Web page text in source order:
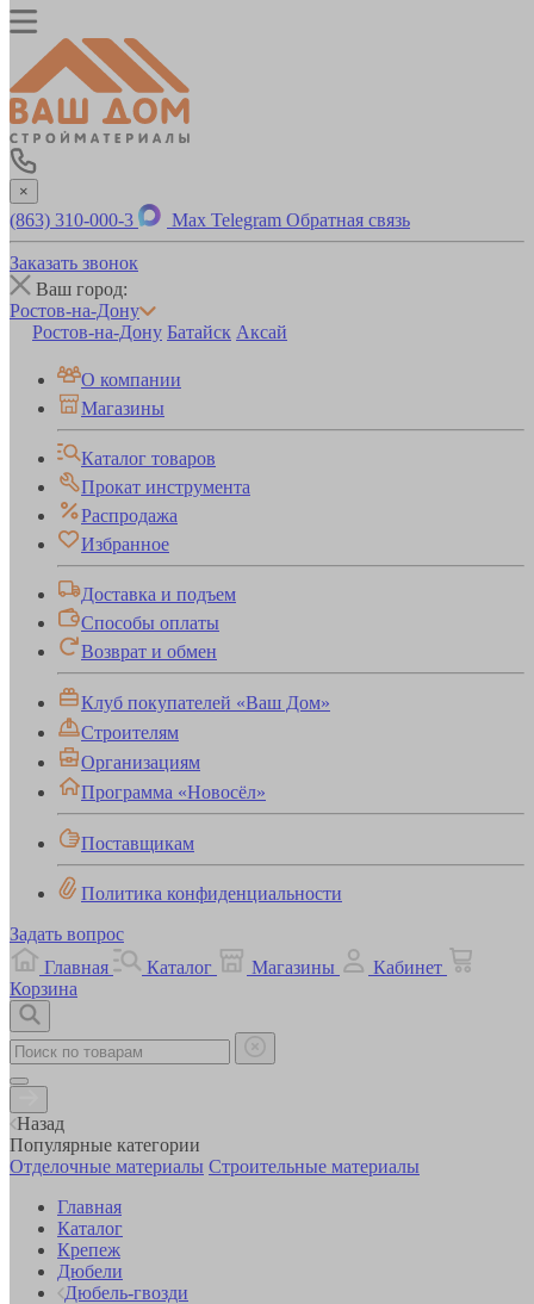
×
(863) 310-000-3 Max Telegram Обратная связь
Заказать звонок
Ваш город:
Ростов-на-Дону
Ростов-на-Дону Батайск Аксай
О компании
Магазины
Каталог товаров
Прокат инструмента
Распродажа
Избранное
Доставка и подъем
Способы оплаты
Возврат и обмен
Клуб покупателей «Ваш Дом»
Строителям
Организациям
Программа «Новосёл»
Поставщикам
Политика конфиденциальности
Задать вопрос
Главная
Каталог Магазины
Кабинет
Корзина
Назад
Популярные категории
Отделочные материалы Строительные материалы
Главная
Каталог
Крепеж
Дюбели
Дюбель-гвозди